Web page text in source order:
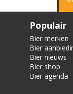
Populair
Bier merken
Bier
Bier nieuws
Bier shop
Bier agenda